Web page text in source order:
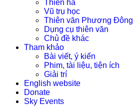
Thiên hà
Vũ trụ học
Thiên văn Phương Đông
Dụng cụ thiên văn
Chủ đề khác
Tham khảo
Bài viết, ý kiến
Phim, tài liệu, tiện ích
Giải trí
English website
Donate
Sky Events